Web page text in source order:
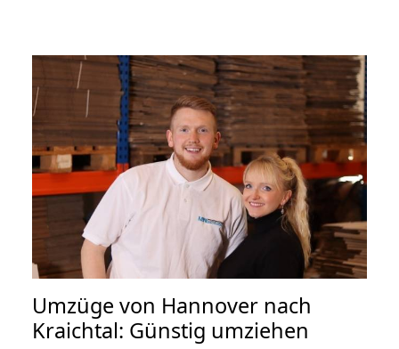
Umzüge von Hannover nach
Kraichtal: Günstig umziehen